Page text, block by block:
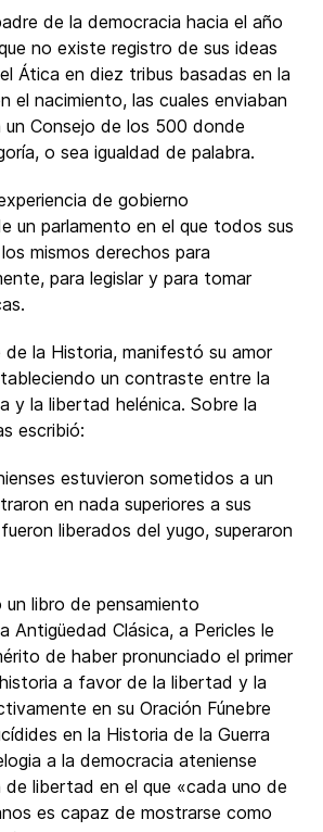
de la democracia hacia el año
no existe registro de sus ideas
Ática en diez tribus basadas en la
el nacimiento, las cuales enviaban
Consejo de los 500 donde
o sea igualdad de palabra.
de gobierno
un parlamento en el que todos sus
mismos derechos para
para legislar y para tomar
la Historia, manifestó su amor
un contraste entre la
y la libertad helénica. Sobre la
escribió:
estuvieron sometidos a un
en nada superiores a sus
liberados del yugo, superaron
libro de pensamiento
Antigüedad Clásica, a Pericles le
de haber pronunciado el primer
a favor de la libertad y la
en su Oración Fúnebre
en la Historia de la Guerra
a la democracia ateniense
de libertad en el que «cada uno de
es capaz de mostrarse como